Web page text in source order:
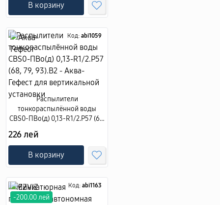
В корзину
Код: abi1059
Распылители
тонкораспылённой воды
CBS0-ПВо(д) 0,13-R1/2.Р57 (68,
вертикальной установки
226 лей
В корзину
Код: abi1163
-200.00 лей